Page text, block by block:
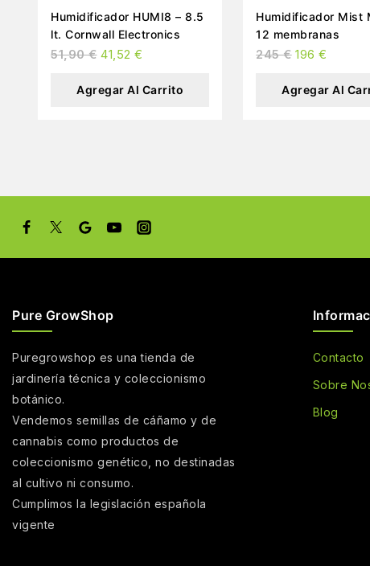
Humidificador HUMI8 – 8.5
lt. Cornwall Electronics
51,90€ 41,52 €
Agregar Al Carrito
Humidificador Mist Maker
12 membranas
245€ 196€
Agregar Al
Pure GrowShop
Puregrowshop es una tienda de
jardinería técnica y coleccionismo
botánico.
Vendemos semillas de cáñamo y de
cannabis como productos de
coleccionismo genético, no destinadas
al cultivo ni consumo.
Cumplimos la legislación española
vigente
Contacto
Sobre
Blog